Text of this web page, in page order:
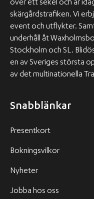
över ett sekel och är
skärgårdstrafiken. Vi
event och utflykter.
underhåll åt
Stockholm och SL.
en av Sveriges största
av det multinationella
Snabblänkar
Presentkort
Bokningsvilkor
Nyheter
Jobba hos oss